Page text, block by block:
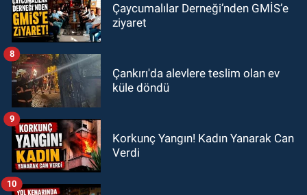
Çaycumalılar Derneği’nden GMİS’e
ziyaret
Çankırı'da alevlere teslim olan ev
küle döndü
8
Korkunç Yangın! Kadın Yanarak Can
Verdi
9
10